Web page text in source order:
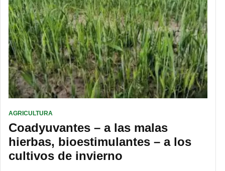
AGRICULTURA
Coadyuvantes – a las malas
hierbas, bioestimulantes – a los
cultivos de invierno